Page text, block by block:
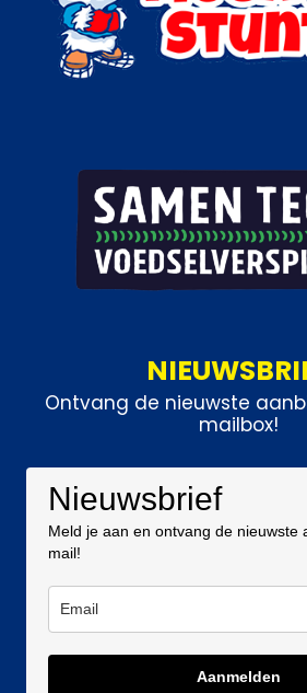
Ontvang de nieuwste
mailbox!
Nieuwsbrief
Meld je aan en ontvang de nieuwste
mail!
Aanmelden